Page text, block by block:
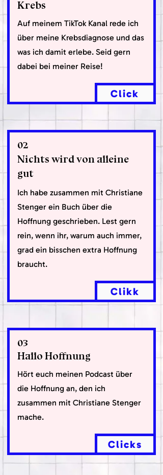
Krebs
Auf meinem TikTok Kanal rede ich
über meine Krebsdiagnose und das
was ich damit erlebe. Seid gern
dabei bei meiner Reise!
Click
02
Nichts wird von alleine
gut
Ich habe zusammen mit Christiane
Stenger ein Buch über die
Hoffnung geschrieben. Lest gern
rein, wenn ihr, warum auch immer,
grad ein bisschen extra Hoffnung
braucht.
Clikk
03
Hallo Hoffnung
Hört euch meinen Podcast über
die Hoffnung an, den ich
zusammen mit Christiane Stenger
mache.
Clicks